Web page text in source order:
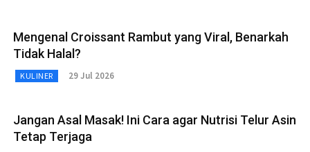
Mengenal Croissant Rambut yang Viral, Benarkah
Tidak Halal?
KULINER 29 Jul 2026
Jangan Asal Masak! Ini Cara agar Nutrisi Telur Asin
Tetap Terjaga